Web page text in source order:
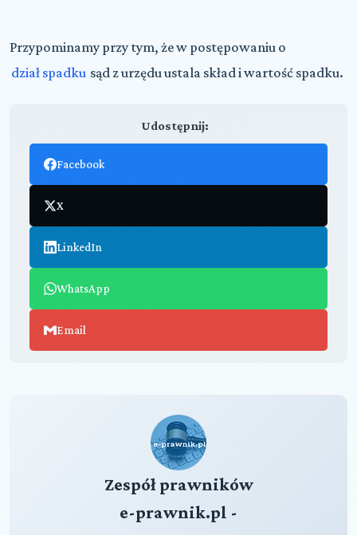
Przypominamy przy tym, że w postępowaniu o
dział spadku sąd z urzędu ustala skład i wartość spadku.
Udostępnij:
Facebook
X
LinkedIn
WhatsApp
Email
Zespół prawników
e-prawnik.pl -